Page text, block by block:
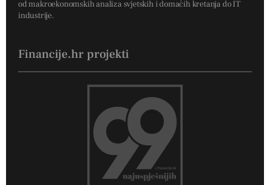
od makroekonomskih analiza svjetskih i domaćih kretanja do IT
industrije.
Financije.hr projekti